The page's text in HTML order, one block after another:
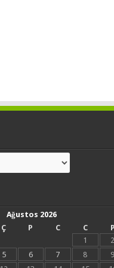
Ağustos 2026
Ç P C C
P
1
2
5 6 7 8
9